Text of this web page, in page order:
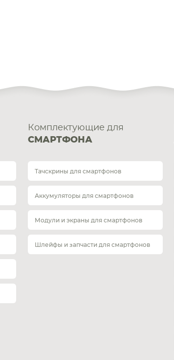
Комплектующие для
СМАРТФОНА
Тачскрины для смартфонов
Аккумуляторы для смартфонов
Модули и экраны для смартфонов
Шлейфы и запчасти для смартфонов